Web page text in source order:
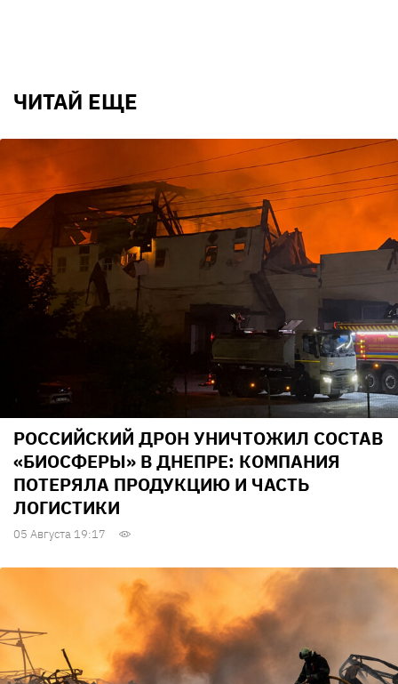
ЧИТАЙ ЕЩЕ
РОССИЙСКИЙ ДРОН УНИЧТОЖИЛ СОСТАВ
«БИОСФЕРЫ» В ДНЕПРЕ: КОМПАНИЯ
ПОТЕРЯЛА ПРОДУКЦИЮ И ЧАСТЬ
ЛОГИСТИКИ
05 Августа 19:17